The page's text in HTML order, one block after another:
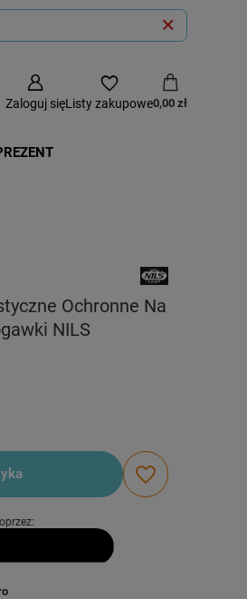
Zaloguj sięListy zakupowe0,00 zł
Ochronne Na
NILS